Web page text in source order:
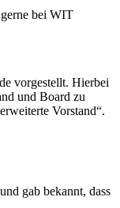
bei WIT
vorgestellt. Hierbei
und Board zu
Vorstand“.
gab bekannt, dass